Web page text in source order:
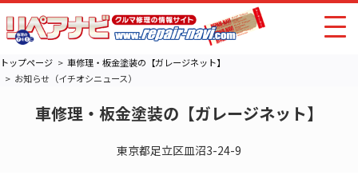
トップページ
車修理・板金塗装の【ガレージネット】
お知らせ（イチオシニュース）
車修理・板金塗装の【ガレージネット】
東京都足立区皿沼3-24-9